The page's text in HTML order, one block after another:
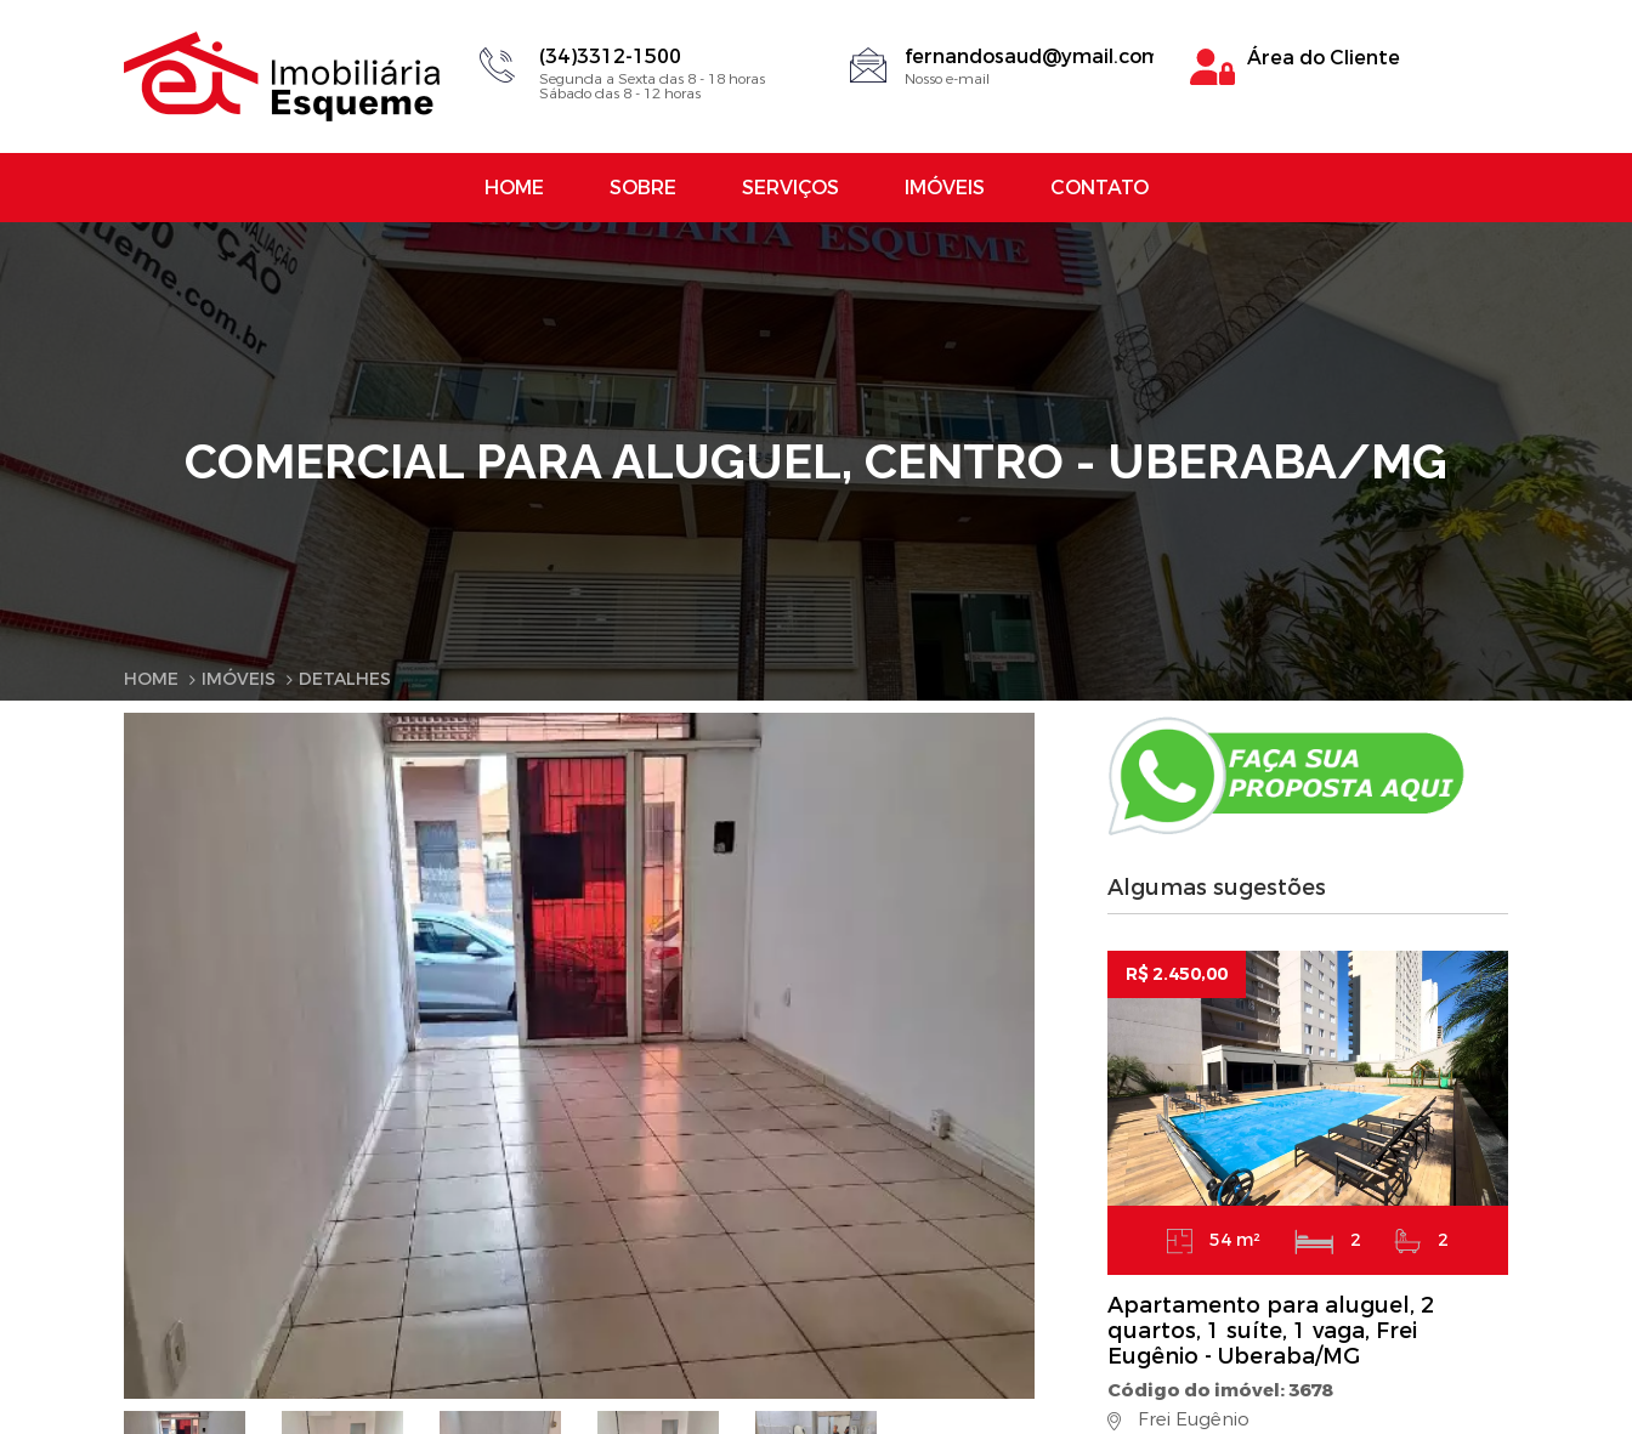
(34)3312-1500
Segunda a Sexta das 8 - 18 horas
Sábado das 8 - 12 horas
fernandosaud@ymail.com
Nosso e-mail
Área do Cliente
HOME SOBRE SERVIÇOS IMÓVEIS CONTATO
COMERCIAL PARA ALUGUEL, CENTRO - UBERABA/MG
HOME IMÓVEIS DETALHES
Algumas sugestões
R$ 2.450,00
54 m² 2 2
Apartamento para aluguel, 2
quartos, 1 suíte, 1 vaga, Frei
Eugênio - Uberaba/MG
Código do imóvel: 3678
Frei Eugênio